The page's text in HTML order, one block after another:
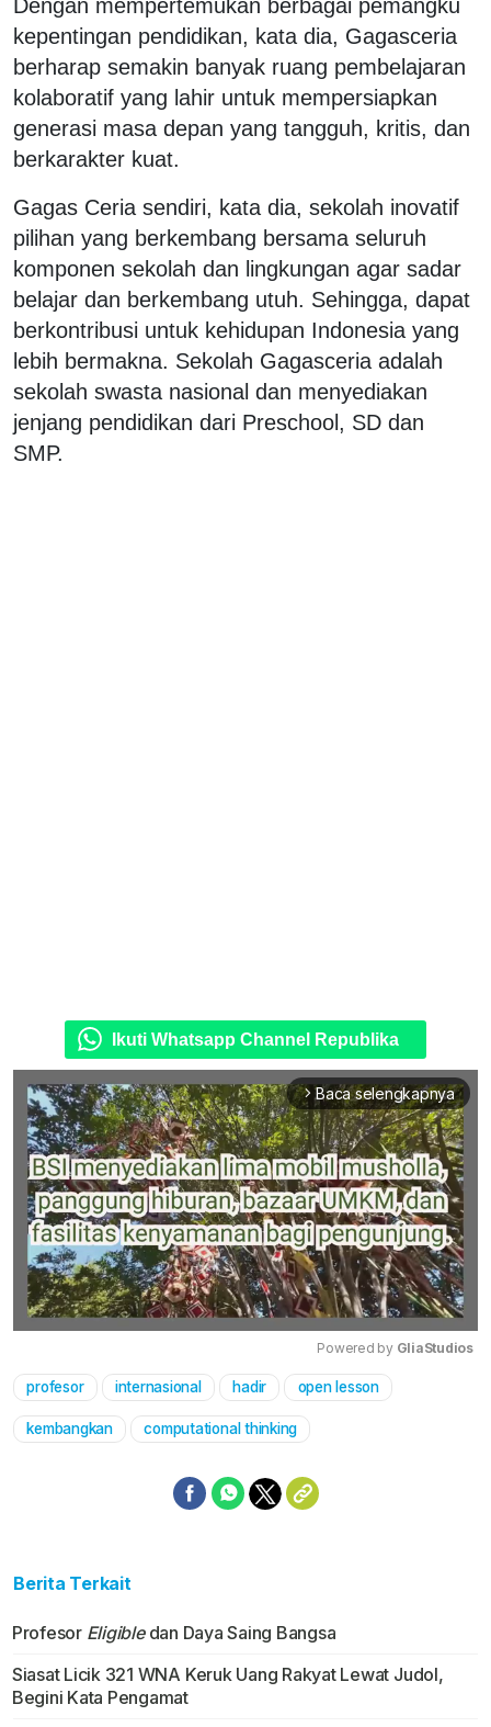
Dengan mempertemukan berbagai pemangku
kepentingan pendidikan, kata dia, Gagasceria
berharap semakin banyak ruang pembelajaran
kolaboratif yang lahir untuk mempersiapkan
generasi masa depan yang tangguh, kritis, dan
berkarakter kuat.
Gagas Ceria sendiri, kata dia, sekolah inovatif
pilihan yang berkembang bersama seluruh
komponen sekolah dan lingkungan agar sadar
belajar dan berkembang utuh. Sehingga, dapat
berkontribusi untuk kehidupan Indonesia yang
lebih bermakna. Sekolah Gagasceria adalah
sekolah swasta nasional dan menyediakan
jenjang pendidikan dari Preschool, SD dan
SMP.
Ikuti Whatsapp Channel Republika
arrow_forward_ios Baca selengkapnya
Powered by GliaStudios
profesor internasional hadir open lesson
kembangkan computational thinking
Berita Terkait
Profesor Eligibledan Daya Saing Bangsa
Siasat Licik 321 WNA Keruk Uang Rakyat Lewat Judol,
Begini Kata Pengamat